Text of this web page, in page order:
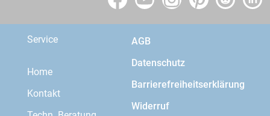
Service
Home
Kontakt
AGB
Datenschutz
Barrierefreiheitserklärung
Widerruf